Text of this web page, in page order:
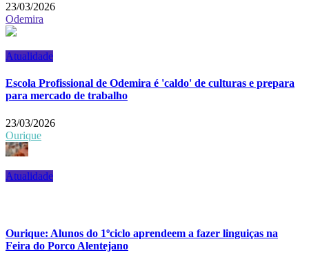
23/03/2026
Odemira
Atualidade
Escola Profissional de Odemira é 'caldo' de culturas e prepara
para mercado de trabalho
23/03/2026
Ourique
Atualidade
Ourique: Alunos do 1ºciclo aprendeem a fazer linguiças na
Feira do Porco Alentejano